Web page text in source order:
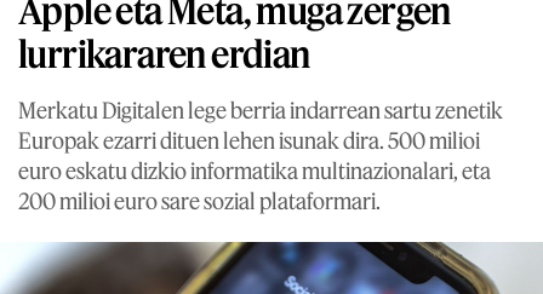
Apple eta Meta, muga zergen
lurrikararen erdian
Merkatu Digitalen lege berria indarrean sartu zenetik
Europak ezarri dituen lehen isunak dira. 500 milioi
euro eskatu dizkio informatika multinazionalari, eta
200 milioi euro sare sozial plataformari.